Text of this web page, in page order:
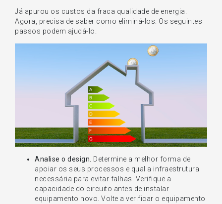
Já apurou os custos da fraca qualidade de energia.
Agora, precisa de saber como eliminá-los. Os seguintes
passos podem ajudá-lo.
Analise o design. Determine a melhor forma de
apoiar os seus processos e qual a infraestrutura
necessária para evitar falhas. Verifique a
capacidade do circuito antes de instalar
equipamento novo. Volte a verificar o equipamento